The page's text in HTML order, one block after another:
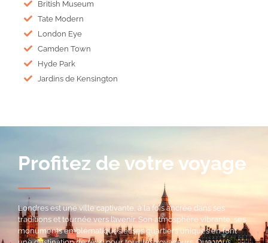
British Museum
Tate Modern
London Eye
Camden Town
Hyde Park
Jardins de Kensington
Profitez de votre voyage
Londres est une ville captivante, à la fois ancrée dans ses
traditions et tournée vers l’avenir. Son atmosphère vibrante, ses
monuments emblématiques et ses quartiers uniques en font